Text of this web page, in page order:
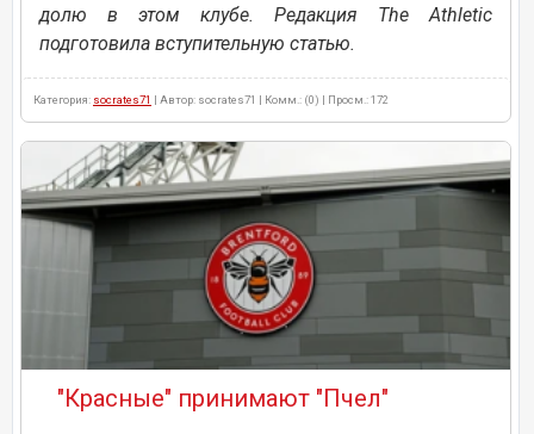
долю в этом клубе. Редакция The Athletic
подготовила вступительную статью.
Категория: socrates71 | Автор: socrates71 | Комм.: (0) | Просм.: 172
"Красные" принимают "Пчел"